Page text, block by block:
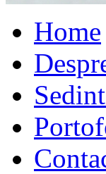
Home